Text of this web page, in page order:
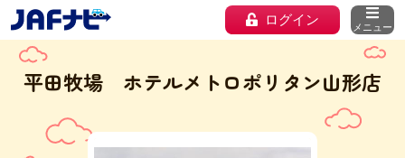
ログイン メニュー
平田牧場 ホテルメトロポリタン山形店